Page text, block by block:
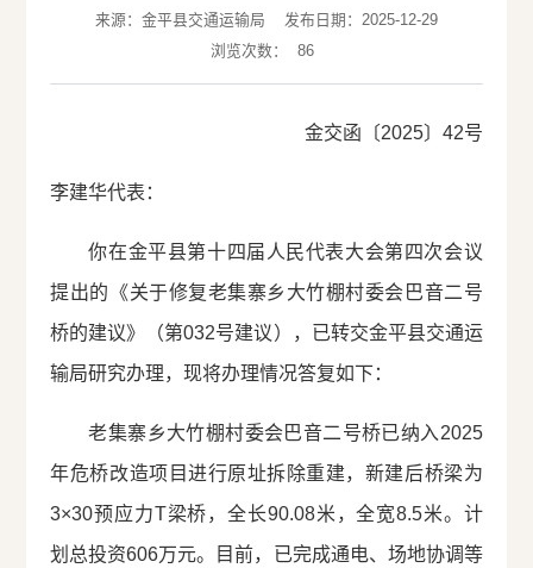
来源：金平县交通运输局
发布日期：2025-12-29
浏览次数：
86
金交函〔2025〕42号
李建华代表：
你在金平县第十四届人民代表大会第四次会议
提出的《关于修复老集寨乡大竹棚村委会巴音二号
桥的建议》（第032号建议），已转交金平县交通运
输局研究办理，现将办理情况答复如下：
老集寨乡大竹棚村委会巴音二号桥已纳入2025
年危桥改造项目进行原址拆除重建，新建后桥梁为
3×30预应力T梁桥，全长90.08米，全宽8.5米。计
划总投资606万元。目前，已完成通电、场地协调等